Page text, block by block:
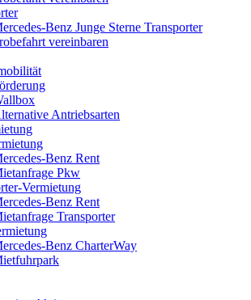
Benz Junge Sterne Transporter
vereinbaren
Antriebsarten
Benz Rent
Pkw
Vermietung
Benz Rent
Transporter
Benz CharterWay